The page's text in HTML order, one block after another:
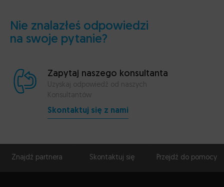
Nie znalazłeś odpowiedzi
na swoje pytanie?
Zapytaj naszego konsultanta
Uzyskaj odpowiedź od naszych
Konsultantów
Skontaktuj się z nami
Znajdź partnera Skontaktuj się Przejdź do pomocy